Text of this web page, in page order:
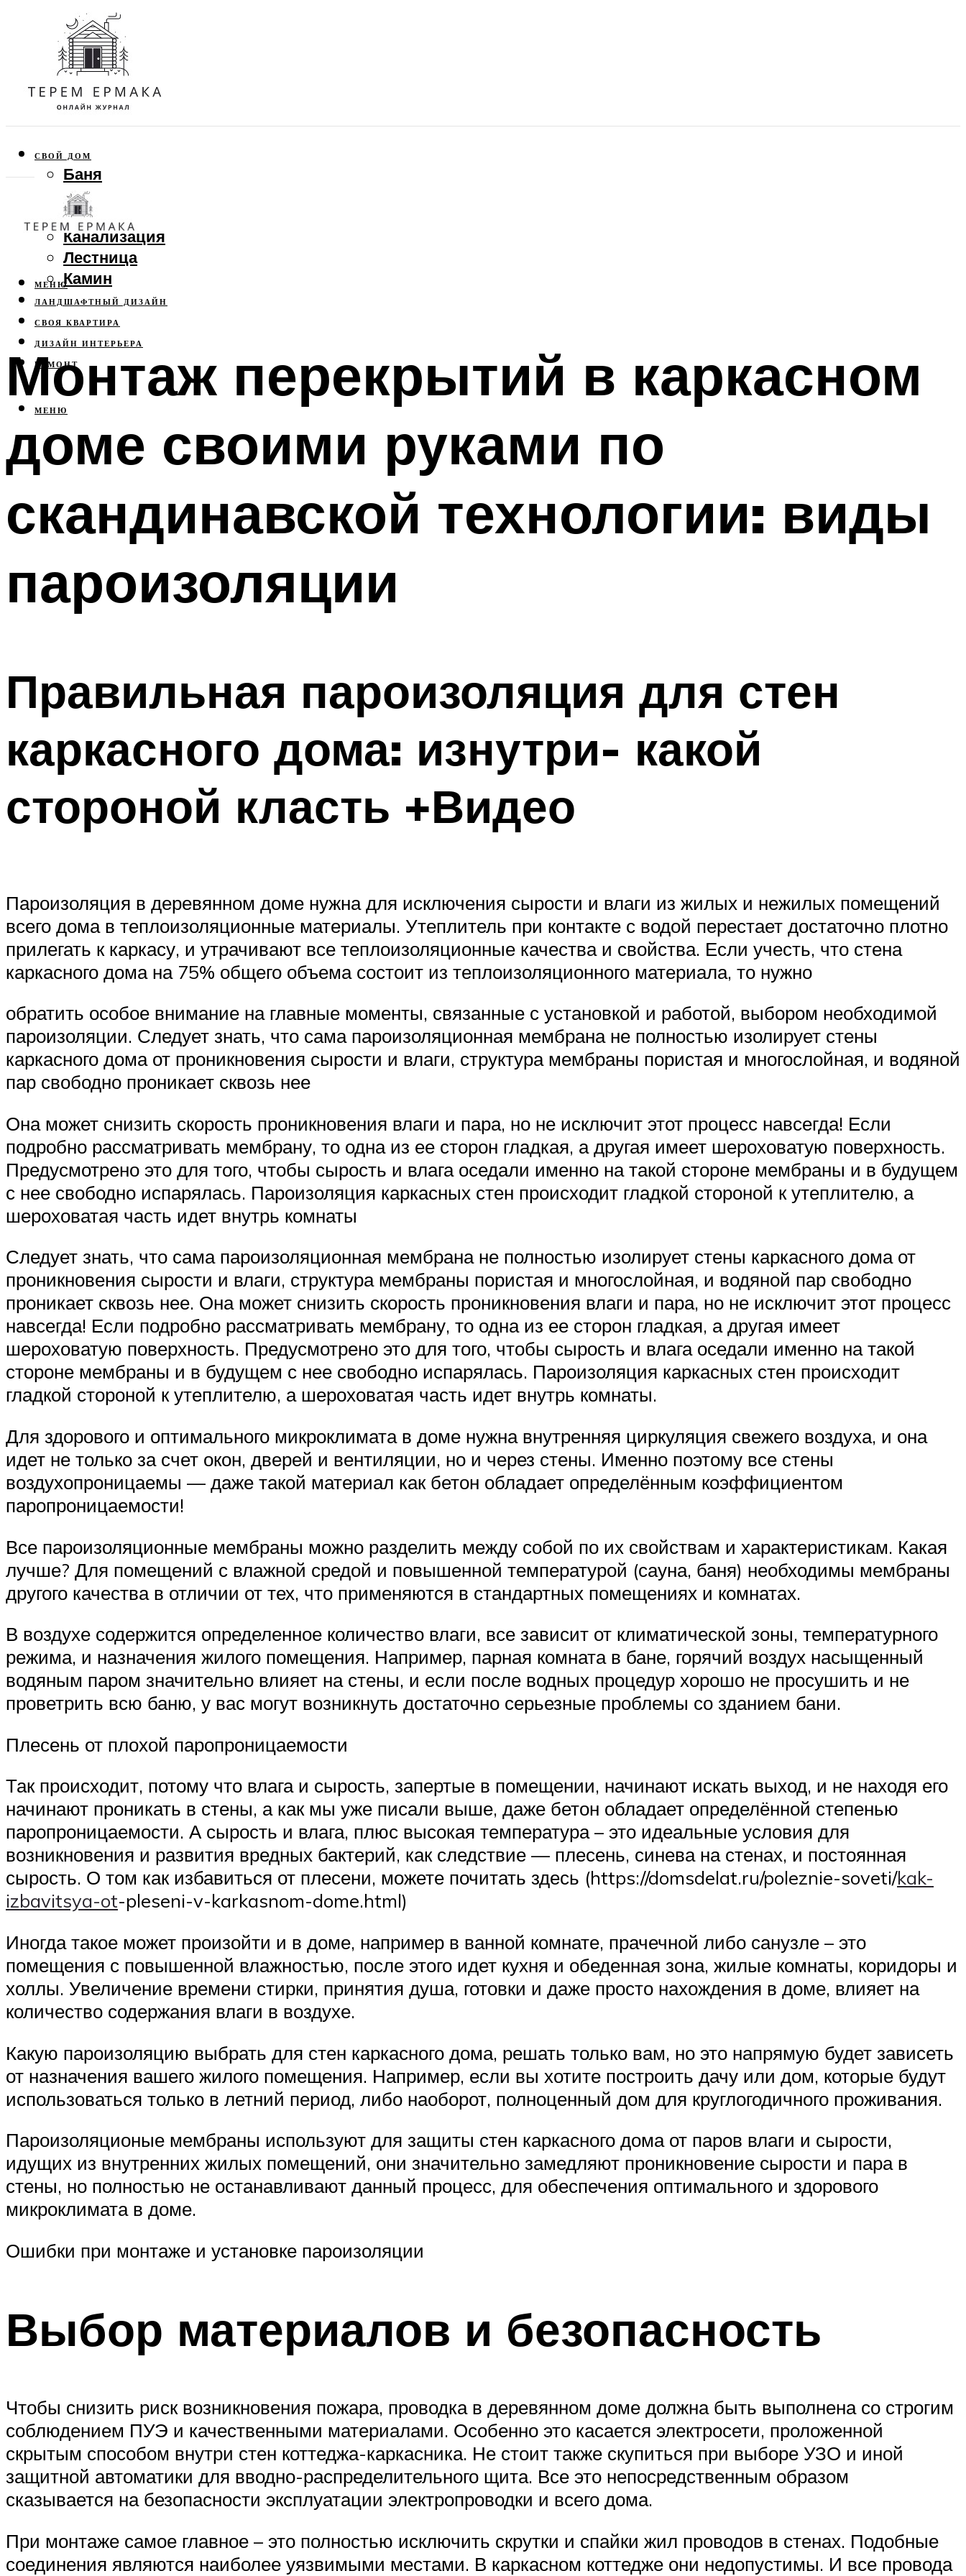
СВОЙ ДОМ
Баня
Веранда
Забор
Канализация
Лестница
Камин
ЛАНДШАФТНЫЙ ДИЗАЙН
СВОЯ КВАРТИРА
ДИЗАЙН ИНТЕРЬЕРА
РЕМОНТ
МЕНЮ
МЕНЮ
Монтаж перекрытий в каркасном
доме своими руками по
скандинавской технологии: виды
пароизоляции
Правильная пароизоляция для стен
каркасного дома: изнутри- какой
стороной класть +Видео
Пароизоляция в деревянном доме нужна для исключения сырости и влаги из жилых и нежилых помещений
всего дома в теплоизоляционные материалы. Утеплитель при контакте с водой перестает достаточно плотно
прилегать к каркасу, и утрачивают все теплоизоляционные качества и свойства. Если учесть, что стена
каркасного дома на 75% общего объема состоит из теплоизоляционного материала, то нужно
обратить особое внимание на главные моменты, связанные с установкой и работой, выбором необходимой
пароизоляции. Следует знать, что сама пароизоляционная мембрана не полностью изолирует стены
каркасного дома от проникновения сырости и влаги, структура мембраны пористая и многослойная, и водяной
пар свободно проникает сквозь нее
Она может снизить скорость проникновения влаги и пара, но не исключит этот процесс навсегда! Если
подробно рассматривать мембрану, то одна из ее сторон гладкая, а другая имеет шероховатую поверхность.
Предусмотрено это для того, чтобы сырость и влага оседали именно на такой стороне мембраны и в будущем
с нее свободно испарялась. Пароизоляция каркасных стен происходит гладкой стороной к утеплителю, а
шероховатая часть идет внутрь комнаты
Следует знать, что сама пароизоляционная мембрана не полностью изолирует стены каркасного дома от
проникновения сырости и влаги, структура мембраны пористая и многослойная, и водяной пар свободно
проникает сквозь нее. Она может снизить скорость проникновения влаги и пара, но не исключит этот процесс
навсегда! Если подробно рассматривать мембрану, то одна из ее сторон гладкая, а другая имеет
шероховатую поверхность. Предусмотрено это для того, чтобы сырость и влага оседали именно на такой
стороне мембраны и в будущем с нее свободно испарялась. Пароизоляция каркасных стен происходит
гладкой стороной к утеплителю, а шероховатая часть идет внутрь комнаты.
Для здорового и оптимального микроклимата в доме нужна внутренняя циркуляция свежего воздуха, и она
идет не только за счет окон, дверей и вентиляции, но и через стены. Именно поэтому все стены
воздухопроницаемы — даже такой материал как бетон обладает определённым коэффициентом
паропроницаемости!
Все пароизоляционные мембраны можно разделить между собой по их свойствам и характеристикам. Какая
лучше? Для помещений с влажной средой и повышенной температурой (сауна, баня) необходимы мембраны
другого качества в отличии от тех, что применяются в стандартных помещениях и комнатах.
В воздухе содержится определенное количество влаги, все зависит от климатической зоны, температурного
режима, и назначения жилого помещения. Например, парная комната в бане, горячий воздух насыщенный
водяным паром значительно влияет на стены, и если после водных процедур хорошо не просушить и не
проветрить всю баню, у вас могут возникнуть достаточно серьезные проблемы со зданием бани.
Плесень от плохой паропроницаемости
Так происходит, потому что влага и сырость, запертые в помещении, начинают искать выход, и не находя его
начинают проникать в стены, а как мы уже писали выше, даже бетон обладает определённой степенью
паропроницаемости. А сырость и влага, плюс высокая температура – это идеальные условия для
возникновения и развития вредных бактерий, как следствие — плесень, синева на стенах, и постоянная
сырость. О том как избавиться от плесени, можете почитать здесь (https://domsdelat.ru/poleznie-soveti/kak-
izbavitsya-ot-pleseni-v-karkasnom-dome.html)
Иногда такое может произойти и в доме, например в ванной комнате, прачечной либо санузле – это
помещения с повышенной влажностью, после этого идет кухня и обеденная зона, жилые комнаты, коридоры и
холлы. Увеличение времени стирки, принятия душа, готовки и даже просто нахождения в доме, влияет на
количество содержания влаги в воздухе.
Какую пароизоляцию выбрать для стен каркасного дома, решать только вам, но это напрямую будет зависеть
от назначения вашего жилого помещения. Например, если вы хотите построить дачу или дом, которые будут
использоваться только в летний период, либо наоборот, полноценный дом для круглогодичного проживания.
Пароизоляционые мембраны используют для защиты стен каркасного дома от паров влаги и сырости,
идущих из внутренних жилых помещений, они значительно замедляют проникновение сырости и пара в
стены, но полностью не останавливают данный процесс, для обеспечения оптимального и здорового
микроклимата в доме.
Ошибки при монтаже и установке пароизоляции
Выбор материалов и безопасность
Чтобы снизить риск возникновения пожара, проводка в деревянном доме должна быть выполнена со строгим
соблюдением ПУЭ и качественными материалами. Особенно это касается электросети, проложенной
скрытым способом внутри стен коттеджа-каркасника. Не стоит также скупиться при выборе УЗО и иной
защитной автоматики для вводно-распределительного щита. Все это непосредственным образом
сказывается на безопасности эксплуатации электропроводки и всего дома.
При монтаже самое главное – это полностью исключить скрутки и спайки жил проводов в стенах. Подобные
соединения являются наиболее уязвимыми местами. В каркасном коттедже они недопустимы. И все провода